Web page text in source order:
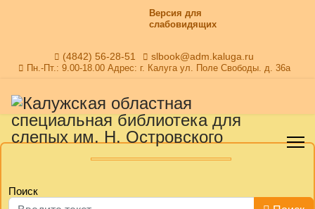
Версия для
слабовидящих
(4842) 56-28-51 slbook@adm.kaluga.ru
Пн.-Пт.: 9.00-18.00 Адрес: г. Калуга ул. Поле Свободы. д. 36а
Поиск